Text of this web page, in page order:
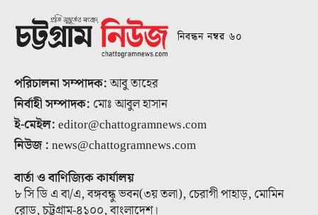
নিবন্ধন নম্বর ৬০
পরিচালনা সম্পাদক:আবু তাহের
নির্বাহী সম্পাদক: মোঃ আবুল হাসান
ই-মেইল:editor@chattogramnews.com
নিউজ :news@chattogramnews.com
বার্তা ও বাণিজ্যিক কার্যালয়
৮ সি ডি এ বা/এ, বঙ্গবন্ধু ভবন(৩য় তলা), চেরাগী পাহাড়, মোমিন